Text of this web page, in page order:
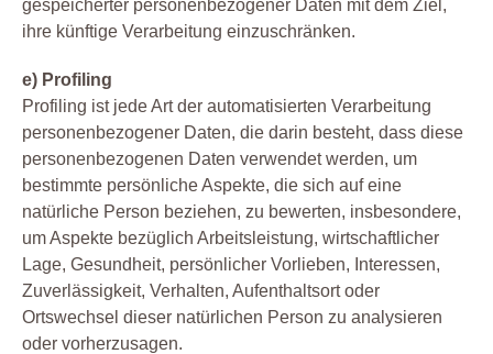
gespeicherter personenbezogener Daten mit dem Ziel,
ihre künftige Verarbeitung einzuschränken.
e) Profiling
Profiling ist jede Art der automatisierten Verarbeitung
personenbezogener Daten, die darin besteht, dass diese
personenbezogenen Daten verwendet werden, um
bestimmte persönliche Aspekte, die sich auf eine
natürliche Person beziehen, zu bewerten, insbesondere,
um Aspekte bezüglich Arbeitsleistung, wirtschaftlicher
Lage, Gesundheit, persönlicher Vorlieben, Interessen,
Zuverlässigkeit, Verhalten, Aufenthaltsort oder
Ortswechsel dieser natürlichen Person zu analysieren
oder vorherzusagen.